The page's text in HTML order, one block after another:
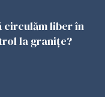
circulăm liber în
la granițe?